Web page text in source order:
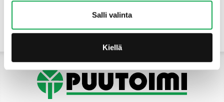
Salli valinta
Kiellä